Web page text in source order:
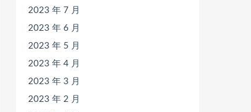
2023 年 7 月
2023 年 6 月
2023 年 5 月
2023 年 4 月
2023 年 3 月
2023 年 2 月